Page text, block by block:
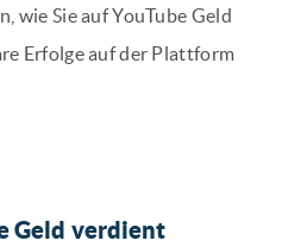
wie Sie auf YouTube Geld
Erfolge auf der Plattform
Geld verdient